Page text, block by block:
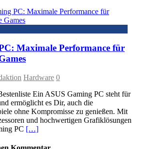
Maximale Performance für
Hardware 0
Ein ASUS Gaming PC steht für
ermöglicht es Dir, auch die
ohne Kompromisse zu genießen. Mit
und hochwertigen Grafiklösungen
PC […]